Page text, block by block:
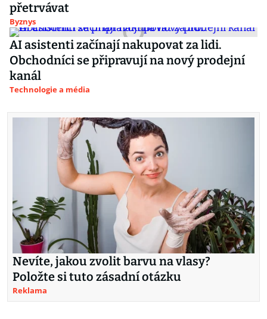
přetrvávat
Byznys
AI asistenti začínají nakupovat za lidi.
Obchodníci se připravují na nový prodejní
kanál
Technologie a média
Nevíte, jakou zvolit barvu na vlasy?
Položte si tuto zásadní otázku
Reklama